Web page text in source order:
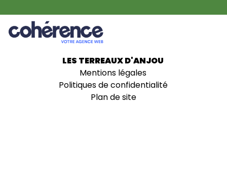
LES TERREAUX D'ANJOU
Mentions légales
Politiques de confidentialité
Plan de site